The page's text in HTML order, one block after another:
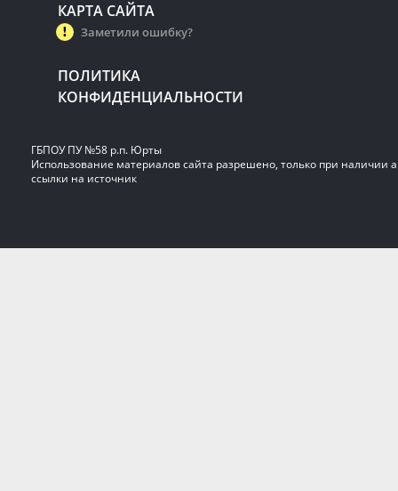
КАРТА САЙТА
Заметили ошибку?
ПОЛИТИКА
КОНФИДЕНЦИАЛЬНОСТИ
ГБПОУ ПУ №58 р.п. Юрты
Использование материалов сайта разрешено, только при наличии
ссылки на источник